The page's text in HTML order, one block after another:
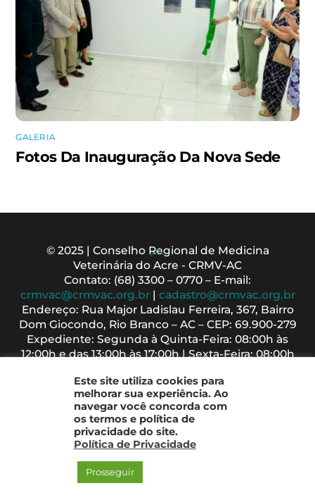
GALERIA
Fotos Da Inauguração Da Nova Sede
Back
To
Top
© 2025 | Conselho Regional de Medicina
Veterinária do Acre - CRMV-AC
Contato: (68) 3300 – 0770 – E-mail:
crmvac@crmvac.org.br| cadastro@crmvac.org.br
Endereço: Rua Major Ladislau Ferreira, 367, Bairro
Dom Giocondo, Rio Branco – AC – CEP: 69.900-279
Expediente: Segunda à Quinta-Feira: 08:00h às
12:00h e das 13:00h às 17:00h | Sexta-Feira: 08:00h
Este site utiliza cookies para
melhorar sua experiência. Ao
navegar você concorda com
os termos e política de
privacidade do site.
Política de Privacidade
Prosseguir